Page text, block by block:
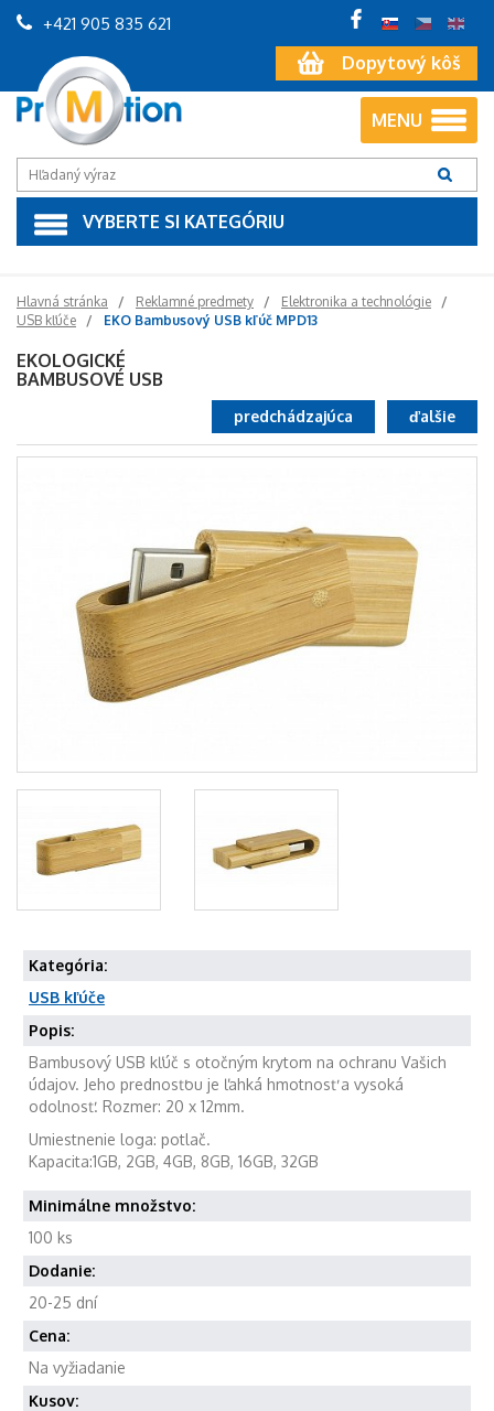
Dopytový kôš
+421 905 835 621
MENU
VYBERTE SI KATEGÓRIU
Hlavná stránka Reklamné predmety
Elektronika a technológie
USB kľúče
EKO Bambusový USB kľúč MPD13
EKOLOGICKÉ
BAMBUSOVÉ USB
ďalšie
predchádzajúca
Kategória:
USB kľúče
Popis:
Bambusový USB kľúč s otočným krytom na ochranu Vašich
údajov. Jeho prednosťou je ľahká hmotnosť a vysoká
odolnosť. Rozmer: 20 x 12mm.
Umiestnenie loga: potlač.
Kapacita:1GB, 2GB, 4GB, 8GB, 16GB, 32GB
Minimálne množstvo:
100 ks
Dodanie:
20-25 dní
Cena:
Na vyžiadanie
Kusov: